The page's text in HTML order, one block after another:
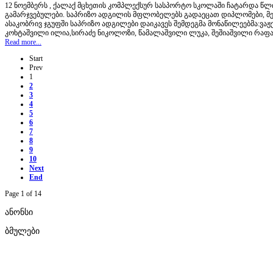
12 ნოემბერს , ქალაქ მცხეთის კომპლექსურ სასპორტო სკოლაში ჩატარდა
გამარჯვებულები. საპრიზო ადგილის მფლობელებს გადაეცათ დიპლომები,
ასაკობრივ ჯგუფში საპრიზო ადგილები დაიკავეს შემდეგმა
კოხტაშვილი ილია,სირაძე ნიკოლოზი, წამალაშვილი ლუკა, შეშიაშვილი
Read more...
Start
Prev
1
2
3
4
5
6
7
8
9
10
Next
End
Page 1 of 14
ანონსი
ბმულები